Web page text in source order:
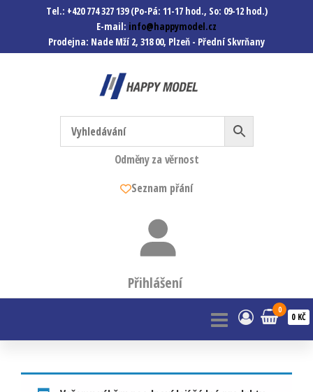
Tel.: +420 774 327 139 (Po-Pá: 11-17 hod., So: 09-12 hod.)
E-mail: info@happymodel.cz
Prodejna: Nade Mží 2, 318 00, Plzeň - Přední Skvrňany
Happymodel.cz
Modely autíček, modelová
železnice, mašinky, vagóny a
mnohem víc.
Odměny za věrnost
Seznam přání
Přihlášení
0
0 KČ